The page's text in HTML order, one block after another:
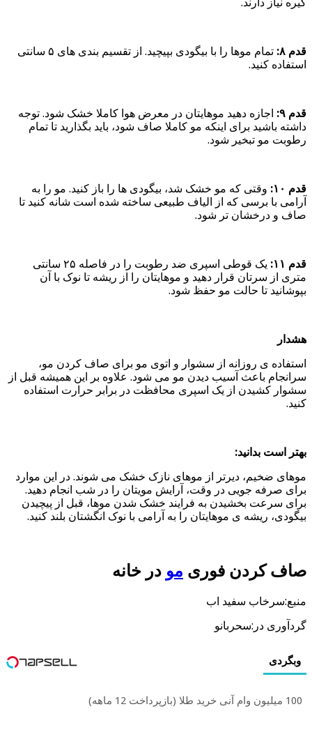
قدم ۸:
تمام موها را با بیگودی بپیچید. از تقسیم بندی های ۵ سانتی
استفاده کنید.
قدم ۹:
اجازه دهید موهایتان در معرض هوا کاملا خشک شود. توجه
داشته باشید برای اینکه مو کاملا صاف شود، باید بگذارید تا تمام
رطوبت مو تبخیر شود.
قدم ۱۰:
وقتی که مو خشک شد، بیگودی ها را باز کنید. مو را به
آرامی با برسی که از الیاف طبیعی ساخته شده است شانه کنید تا
صاف و درخشان تر شود.
قدم ۱۱:
یک قوطی اسپری ضد رطوبت را در فاصله ۲۵ سانتی
متری از سرتان قرار دهید و موهایتان را از ریشه تا نوک با آن
بپوشانید تا حالت مو حفظ شود.
هشدار
استفاده ی روزانه از سشوار و اتوی مو برای صاف کردن مو،
سرانجام باعث آسیب دیدن مو می شود. علاوه بر این همیشه قبل از
سشوار کشیدن از یک اسپری محافظت در برابر حرارت استفاده
کنید.
بهتر است بدانید:
موهای ضخیم، دیرتر از موهای نازک خشک می شوند. در این موارد
برای صرفه جویی در وقت، آرایش مویتان را در شب انجام دهید.
برای سرعت بخشیدن به فرایند خشک شدن موها، قبل از پیچیدن
بیگودی، ریشه ی موهایتان را به آرامی با نوک انگشتان بلند کنید.
صاف کردن فوریمودر خانه
منبع:سرخاب سفید اب
گردآوری در:سحربانو
وبگردی
100 میلیون وام آنی خرید طلا (بازپرداخت 12 ماهه)